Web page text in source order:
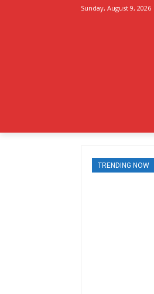
Sunday, August 9, 2026
TRENDING NOW